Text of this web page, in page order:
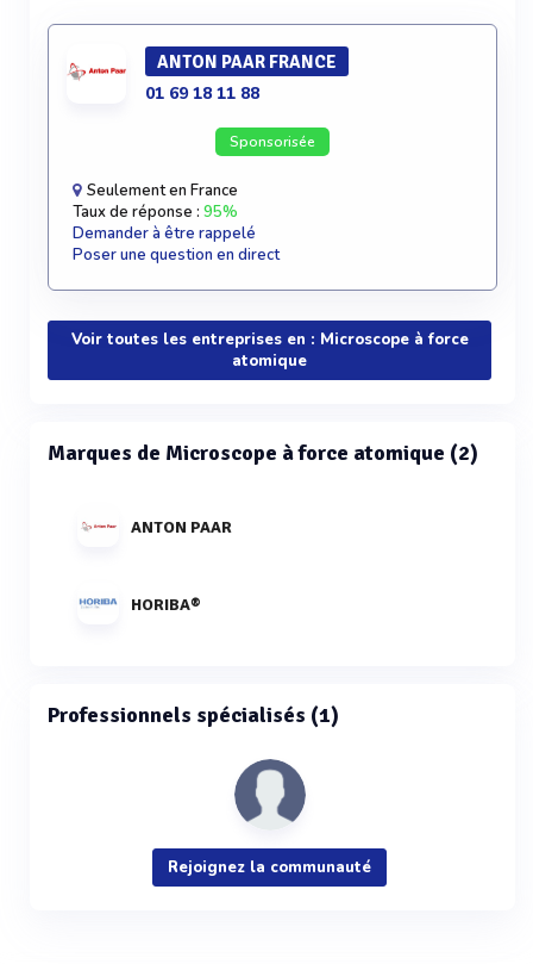
ANTON PAAR FRANCE
01 69 18 11 88
Sponsorisée
Seulement en France
Taux de réponse : 95%
Demander à être rappelé
Poser une question en direct
Voir toutes les entreprises en : Microscope à force
atomique
Marques de Microscope à force atomique (2)
ANTON PAAR
HORIBA®
Professionnels spécialisés (1)
Rejoignez la communauté